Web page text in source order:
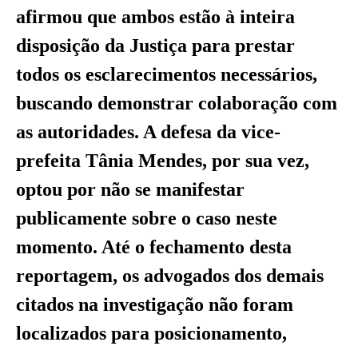
afirmou que ambos estão à inteira
disposição da Justiça para prestar
todos os esclarecimentos necessários,
buscando demonstrar colaboração com
as autoridades. A defesa da vice-
prefeita Tânia Mendes, por sua vez,
optou por não se manifestar
publicamente sobre o caso neste
momento. Até o fechamento desta
reportagem, os advogados dos demais
citados na investigação não foram
localizados para posicionamento,